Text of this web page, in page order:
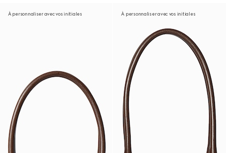
À personnaliser avec vos initiales À personnaliser avec vos initiales